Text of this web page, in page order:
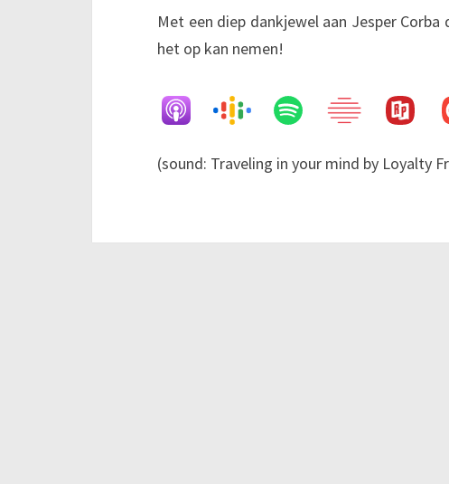
S2E5 – Pieter van Veen, eerste
Patrick Deters
S2E3 Café Rustoord en de Rode Vos
S2E02 – Herenweg 81
Met een diep dankjewel aan Jesper
het op kan nemen!
(sound: Traveling in your mind by Loyalty